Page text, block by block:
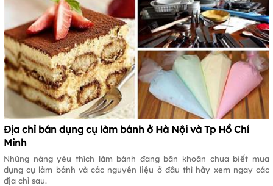
Địa chỉ bán dụng cụ làm bánh ở Hà Nội và Tp Hồ Chí
Minh
Những nàng yêu thích làm bánh đang băn khoăn chưa biết mua
dụng cụ làm bánh và các nguyên liệu ở đâu thì hãy xem ngay các
địa chỉ sau.